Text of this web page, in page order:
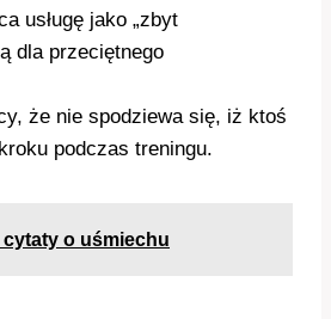
usługę jako „zbyt
dla przeciętnego
że nie spodziewa się, iż ktoś
podczas treningu.
cytaty o uśmiechu